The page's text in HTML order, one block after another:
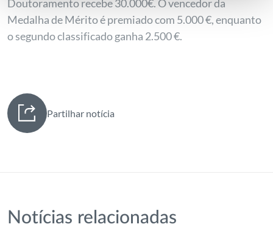
Doutoramento recebe 30.000€. O vencedor da
Medalha de Mérito é premiado com 5.000 €, enquanto
o segundo classificado ganha 2.500 €.
Partilhar notícia
Notícias relacionadas